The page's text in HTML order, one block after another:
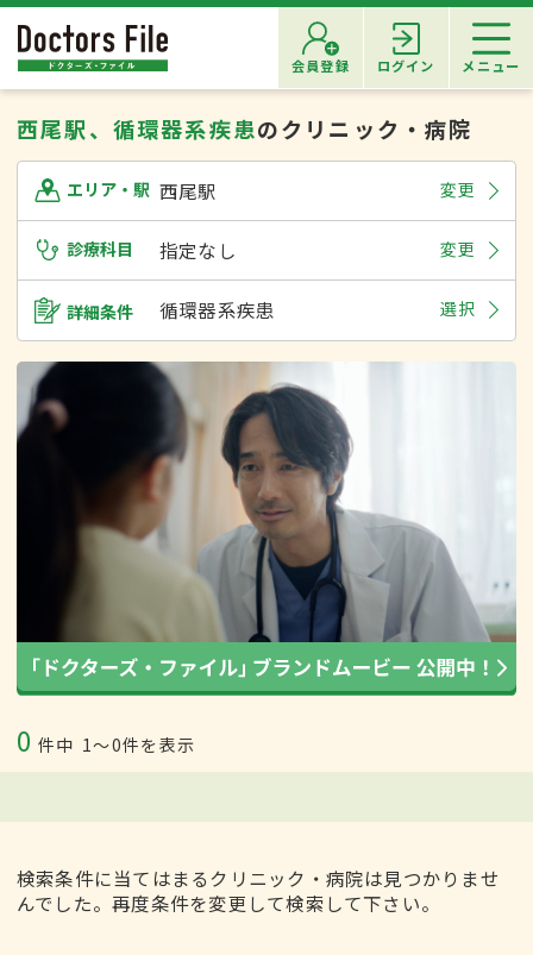
会員登録 ログイン メニュー
西尾駅、循環器系疾患のクリニック・病院
エリア・駅 西尾駅 変更
診療科目 指定なし 変更
詳細条件 循環器系疾患 選択
0 件中 1〜0件を表示
検索条件に当てはまるクリニック・病院は見つかりませ
んでした。再度条件を変更して検索して下さい。